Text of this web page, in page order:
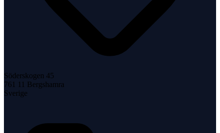
Söderskogen 45
761 11 Bergshamra
Sverige